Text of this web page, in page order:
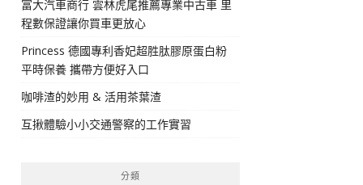
富大汽車商行 雲林虎尾推薦專業中古車 里
程數保證讓你買車更放心
Princess 德國專利香妃超胜肽膠原蛋白粉
平時保養 攜帶方便好入口
咖啡渣的妙用 & 活用茶葉渣
互揪體驗小小交通警察的工作實習
分類